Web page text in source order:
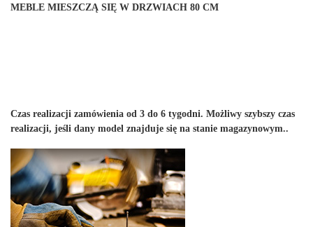
MEBLE MIESZCZĄ SIĘ W DRZWIACH 80 CM
Czas realizacji zamówienia od 3 do 6 tygodni. Możliwy szybszy czas
realizacji, jeśli dany model znajduje się na stanie magazynowym..